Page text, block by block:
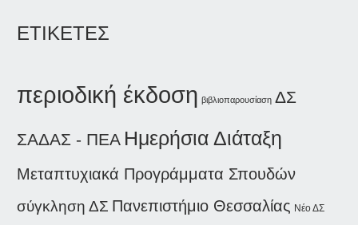
ΕΤΙΚΕΤΕΣ
περιοδική έκδοση βιβλιοπαρουσίαση ΔΣ
ΣΑΔΑΣ - ΠΕΑ Ημερήσια Διάταξη
Μεταπτυχιακά Προγράμματα Σπουδών
σύγκληση ΔΣ Πανεπιστήμιο Θεσσαλίας Νέο ΔΣ